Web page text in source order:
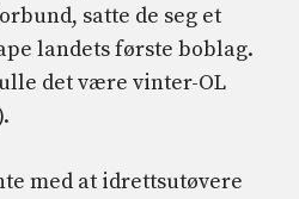
satte de seg et
landets første boblag.
det være vinter-OL
med at idrettsutøvere